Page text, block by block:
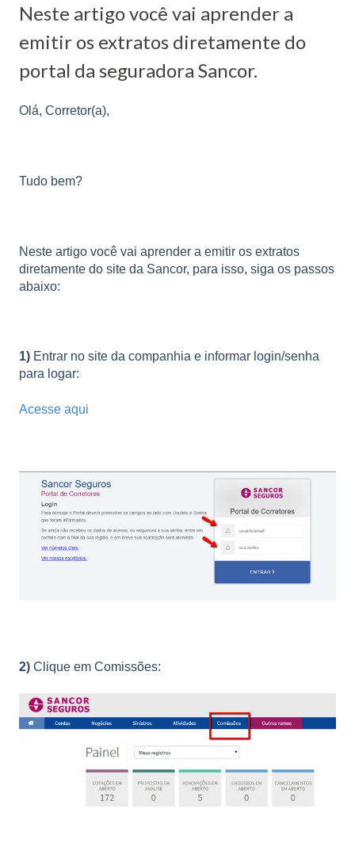
Neste artigo você vai aprender a
emitir os extratos diretamente do
portal da seguradora Sancor.
Olá, Corretor(a),
Tudo bem?
Neste artigo você vai aprender a emitir os extratos
diretamente do site da Sancor, para isso, siga os passos
abaixo:
1) Entrar no site da companhia e informar login/senha
para logar:
Acesse aqui
2) Clique em Comissões: